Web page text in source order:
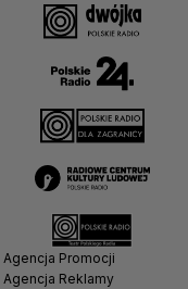
Agencja Promocji
Agencja Reklamy